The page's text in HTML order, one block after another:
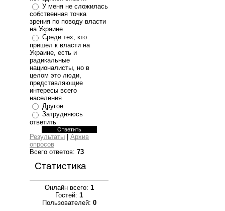
У меня не сложилась
собственная точка
зрения по поводу власти
на Украине
Среди тех, кто
пришел к власти на
Украине, есть и
радикальные
националисты, но в
целом это люди,
представляющие
интересы всего
населения
Другое
Затрудняюсь
ответить
Результаты
Архив
опросов
Всего ответов: 73
Статистика
Онлайн всего: 1
Гостей: 1
Пользователей: 0